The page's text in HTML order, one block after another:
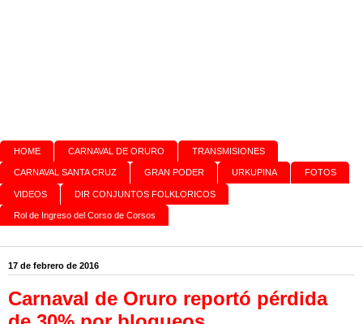
HOME CARNAVAL DE ORURO TRANSMISIONES
CARNAVAL SANTA CRUZ GRAN PODER URKUPINA FOTOS
VIDEOS DIR CONJUNTOS FOLKLORICOS
Rol de Ingreso del Corso de Corsos
17 de febrero de 2016
Carnaval de Oruro reportó pérdida